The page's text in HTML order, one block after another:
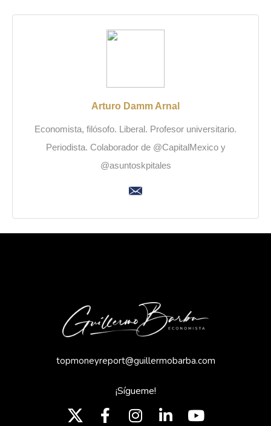
Arturo Damm Arnal
Economista, filósofo. Liberal. Profesor universitario.
Periodista. Colaborador de @CapitalMexico y
@asuntoskpitales
topmoneyreport@guillermobarba.com
¡Sígueme!